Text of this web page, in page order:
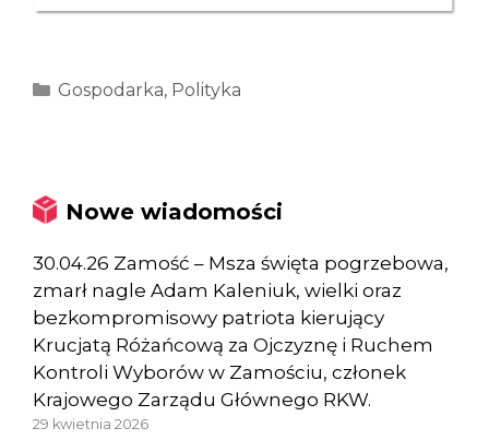
Kategorie
Gospodarka, Polityka
Nowe wiadomości
30.04.26 Zamość – Msza święta pogrzebowa,
zmarł nagle Adam Kaleniuk, wielki oraz
bezkompromisowy patriota kierujący
Krucjatą Różańcową za Ojczyznę i Ruchem
Kontroli Wyborów w Zamościu, członek
Krajowego Zarządu Głównego RKW.
29 kwietnia 2026